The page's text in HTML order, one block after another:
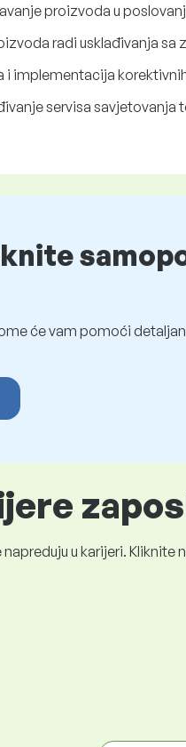
proizvoda u
radi usklađivanja sa
implementacija
servisa
će vam pomoći
u karijeri.